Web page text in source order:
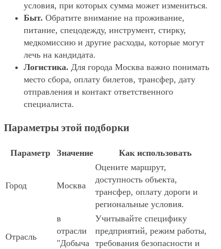
условия, при которых сумма может измениться.
Быт. Обратите внимание на проживание,
питание, спецодежду, инструмент, стирку,
медкомиссию и другие расходы, которые могут
лечь на кандидата.
Логистика. Для города Москва важно понимать
место сбора, оплату билетов, трансфер, дату
отправления и контакт ответственного
специалиста.
Параметры этой подборки
Параметр Значение Как использовать
Город Москва
Оцените маршрут,
доступность объекта,
трансфер, оплату дороги и
региональные условия.
Отрасль
в
отрасли
"Добыча
Учитывайте специфику
предприятий, режим работы,
требования безопасности и